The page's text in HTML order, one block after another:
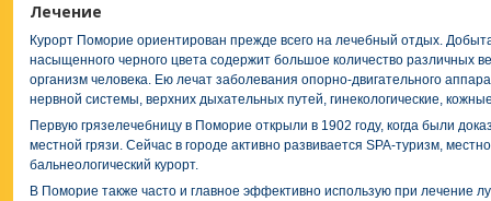
Лечение
Курорт Поморие ориентирован прежде всего на лечебный отдых.
насыщенного черного цвета содержит большое количество различных
организм человека. Ею лечат заболевания опорно-двигательного
нервной системы, верхних дыхательных путей, гинекологические,
Первую грязелечебницу в Поморие открыли в 1902 году, когда были
местной грязи. Сейчас в городе активно развивается SPA-туризм,
бальнеологический курорт.
В Поморие также часто и главное эффективно использую при лечение